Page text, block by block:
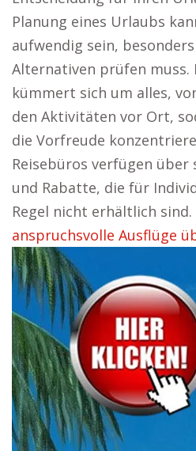
Planung eines Urlaubs
aufwendig sein,
Alternativen prüfen muss.
kümmert sich um alles,
den Aktivitäten vor Ort,
die Vorfreude
Reisebüros verfügen über
und Rabatte, die für
Regel nicht erhältlich sind.
anspruchsvolle Ausflüge